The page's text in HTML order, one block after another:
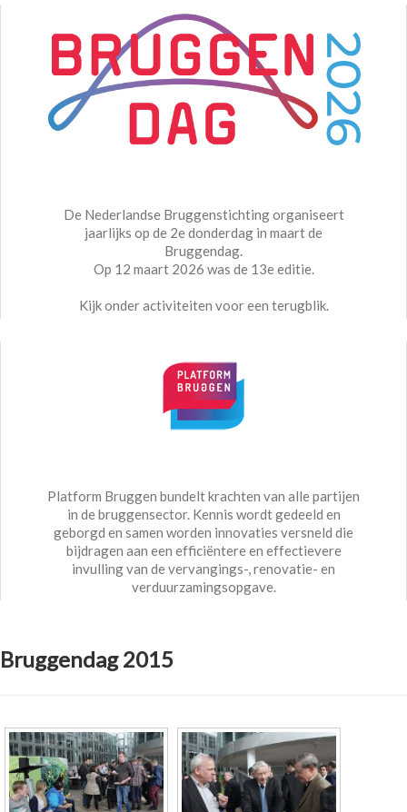
De Nederlandse Bruggenstichting organiseert
jaarlijks op de 2e donderdag in maart de
Bruggendag.
Op 12 maart 2026 was de 13e editie.
Kijk onder activiteiten voor een terugblik.
Platform Bruggen bundelt krachten van alle partijen
in de bruggensector. Kennis wordt gedeeld en
geborgd en samen worden innovaties versneld die
bijdragen aan een efficiëntere en effectievere
invulling van de vervangings-, renovatie- en
verduurzamingsopgave.
Bruggendag 2015